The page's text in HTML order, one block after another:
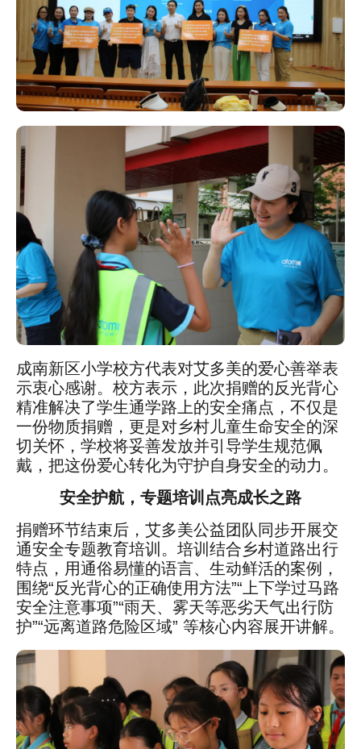
成南新区小学校方代表对艾多美的爱心善举表
示衷心感谢。校方表示，此次捐赠的反光背心
精准解决了学生通学路上的安全痛点，不仅是
一份物质捐赠，更是对乡村儿童生命安全的深
切关怀，学校将妥善发放并引导学生规范佩
戴，把这份爱心转化为守护自身安全的动力。
安全护航，专题培训点亮成长之路
捐赠环节结束后，艾多美公益团队同步开展交
通安全专题教育培训。培训结合乡村道路出行
特点，用通俗易懂的语言、生动鲜活的案例，
围绕“反光背心的正确使用方法”“上下学过马路
安全注意事项”“雨天、雾天等恶劣天气出行防
护”“远离道路危险区域” 等核心内容展开讲解。